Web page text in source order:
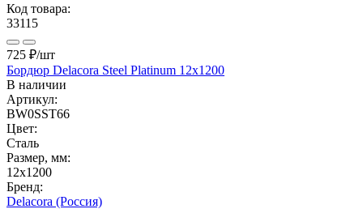
Код товара:
33115
725 ₽/шт
Бордюр Delacora Steel Platinum 12x1200
В наличии
Артикул:
BW0SST66
Цвет:
Сталь
Размер, мм:
12x1200
Бренд:
Delacora (Россия)